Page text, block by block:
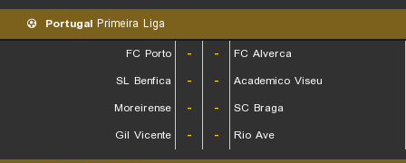
Portugal Primeira Liga
FC Porto
- -
FC Alverca
SL Benfica
- -
Academico Viseu
Moreirense
- -
SC Braga
Gil Vicente
- - Rio Ave